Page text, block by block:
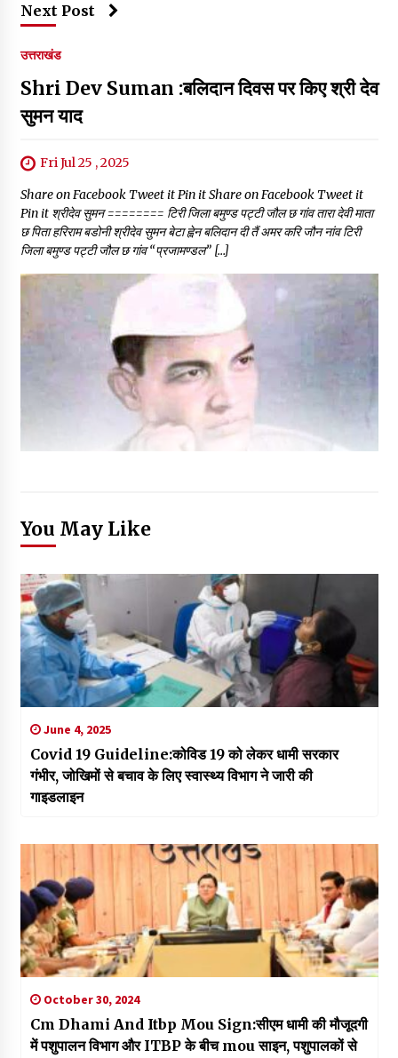
Next Post
उत्तराखंड
Shri Dev Suman :बलिदान दिवस पर किए श्री देव
सुमन याद
Fri Jul 25 , 2025
Share on Facebook Tweet it Pin it Share on Facebook Tweet it
Pin it श्रीदेव सुमन ======== टिरी जिला बमुण्ड पट्टी जौल छ गांव तारा देवी माता
छ पिता हरिराम बडोनी श्रीदेव सुमन बेटा ह्वेन बलिदान दी तैं अमर करि जौन नांव टिरी
जिला बमुण्ड पट्टी जौल छ गांव “प्रजामण्डल” […]
You May Like
June 4, 2025
Covid 19 Guideline:कोविड 19 को लेकर धामी सरकार
गंभीर, जोखिमों से बचाव के लिए स्वास्थ्य विभाग ने जारी की
गाइडलाइन
October 30, 2024
Cm Dhami And Itbp Mou Sign:सीएम धामी की मौजूदगी
में पशुपालन विभाग और ITBP के बीच mou साइन, पशुपालकों से